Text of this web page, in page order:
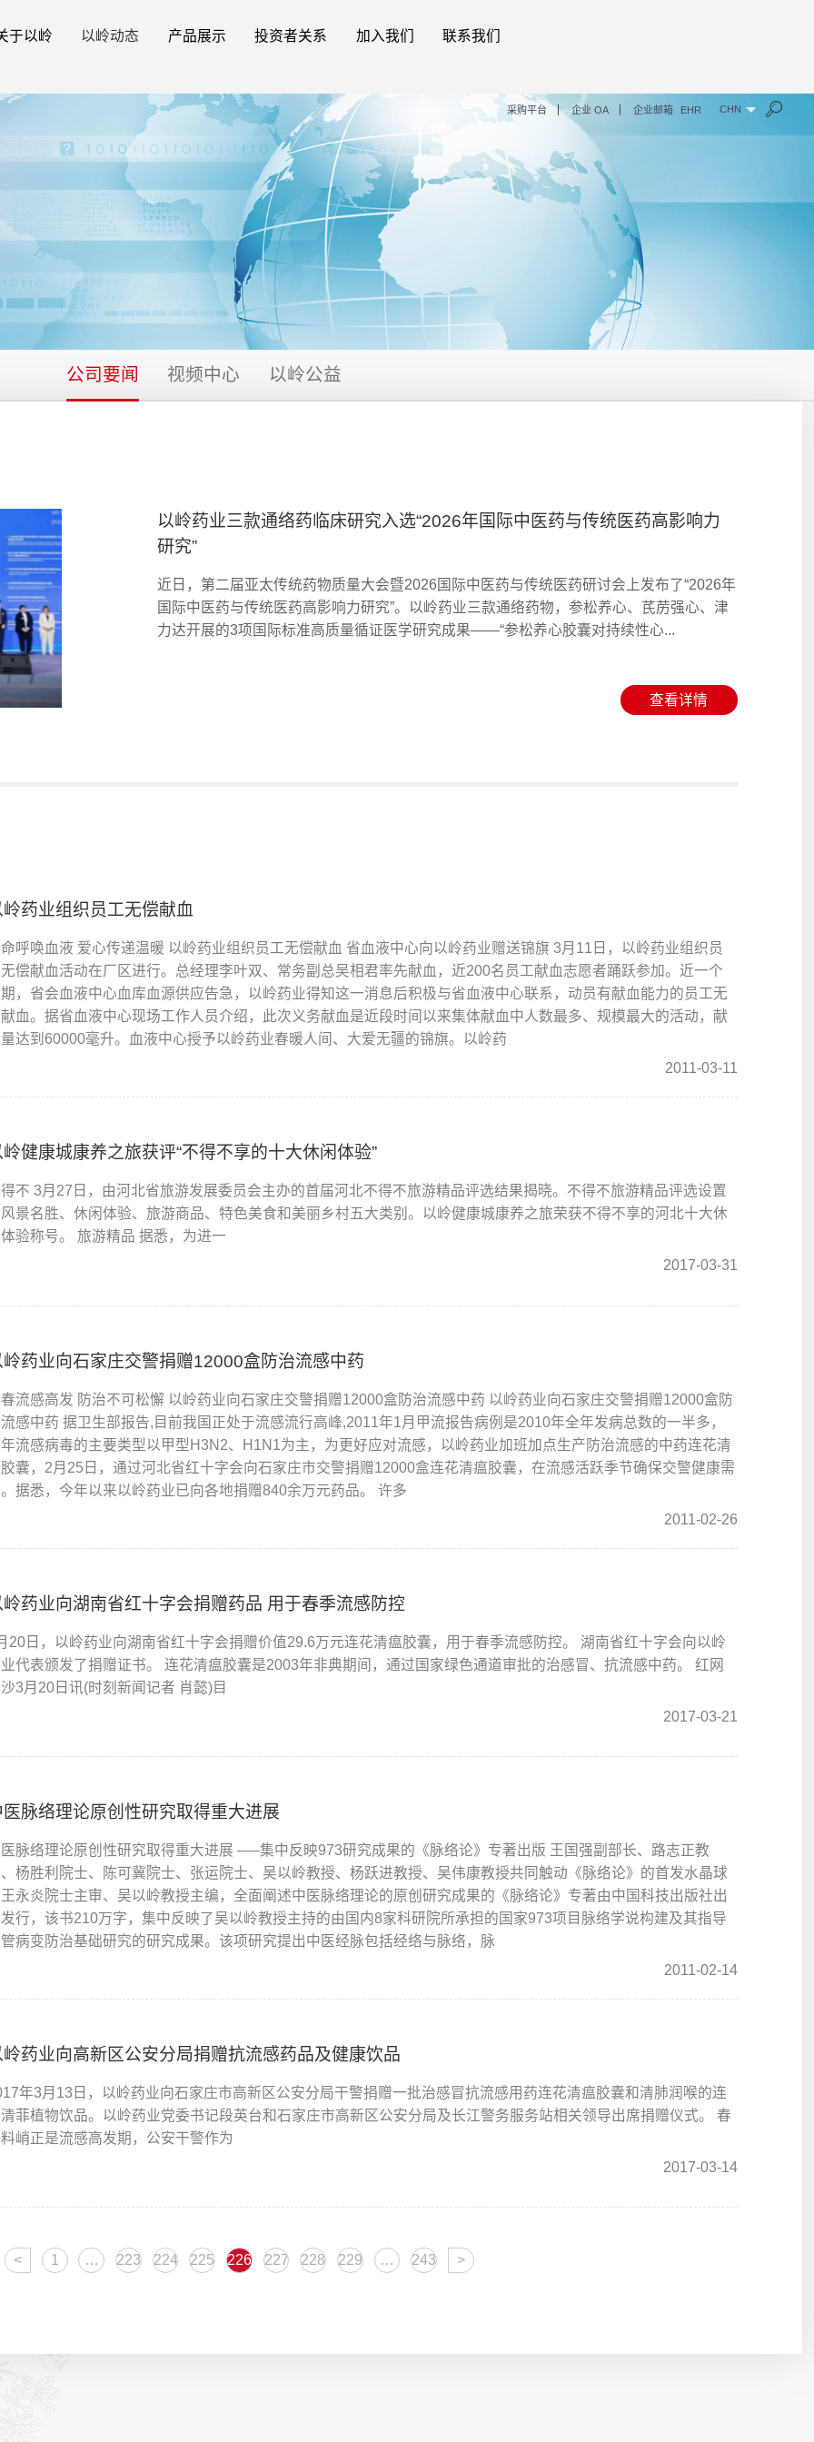
于以岭 以岭动态 产品展示 投资者关系 加入我们 联系我们
采购平台 企业 OA 企业邮箱 EHR CHN
公司要闻 视频中心 以岭公益
以岭药业三款通络药临床研究入选“2026年国际中医药与传统医药高影响力
研究”
近日，第二届亚太传统药物质量大会暨2026国际中医药与传统医药研讨会上发布了“2026年
国际中医药与传统医药高影响力研究”。以岭药业三款通络药物，参松养心、芪苈强心、津
力达开展的3项国际标准高质量循证医学研究成果——“参松养心胶囊对持续性心...
查看详情
岭药业组织员工无偿献血
呼唤血液 爱心传递温暖 以岭药业组织员工无偿献血 省血液中心向以岭药业赠送锦旗 3月11日，以岭药业组织员
偿献血活动在厂区进行。总经理李叶双、常务副总吴相君率先献血，近200名员工献血志愿者踊跃参加。近一个
，省会血液中心血库血源供应告急，以岭药业得知这一消息后积极与省血液中心联系，动员有献血能力的员工无
血。据省血液中心现场工作人员介绍，此次义务献血是近段时间以来集体献血中人数最多、规模最大的活动，献
达到60000毫升。血液中心授予以岭药业春暖人间、大爱无疆的锦旗。以岭药
2011-03-11
岭健康城康养之旅获评“不得不享的十大休闲体验”
不 3月27日，由河北省旅游发展委员会主办的首届河北不得不旅游精品评选结果揭晓。不得不旅游精品评选设置
景名胜、休闲体验、旅游商品、特色美食和美丽乡村五大类别。以岭健康城康养之旅荣获不得不享的河北十大休
验称号。 旅游精品 据悉，为进一
2017-03-31
岭药业向石家庄交警捐赠12000盒防治流感中药
流感高发 防治不可松懈 以岭药业向石家庄交警捐赠12000盒防治流感中药 以岭药业向石家庄交警捐赠12000盒防
感中药 据卫生部报告,目前我国正处于流感流行高峰,2011年1月甲流报告病例是2010年全年发病总数的一半多，
流感病毒的主要类型以甲型H3N2、H1N1为主，为更好应对流感，以岭药业加班加点生产防治流感的中药连花清
囊，2月25日，通过河北省红十字会向石家庄市交警捐赠12000盒连花清瘟胶囊，在流感活跃季节确保交警健康需
据悉，今年以来以岭药业已向各地捐赠840余万元药品。 许多
2011-02-26
岭药业向湖南省红十字会捐赠药品 用于春季流感防控
20日，以岭药业向湖南省红十字会捐赠价值29.6万元连花清瘟胶囊，用于春季流感防控。 湖南省红十字会向以岭
代表颁发了捐赠证书。 连花清瘟胶囊是2003年非典期间，通过国家绿色通道审批的治感冒、抗流感中药。 红网
3月20日讯(时刻新闻记者 肖懿)目
2017-03-21
医脉络理论原创性研究取得重大进展
脉络理论原创性研究取得重大进展 —–集中反映973研究成果的《脉络论》专著出版 王国强副部长、路志正教
杨胜利院士、陈可冀院士、张运院士、吴以岭教授、杨跃进教授、吴伟康教授共同触动《脉络论》的首发水晶球
永炎院士主审、吴以岭教授主编，全面阐述中医脉络理论的原创研究成果的《脉络论》专著由中国科技出版社出
行，该书210万字，集中反映了吴以岭教授主持的由国内8家科研院所承担的国家973项目脉络学说构建及其指导
病变防治基础研究的研究成果。该项研究提出中医经脉包括经络与脉络，脉
2011-02-14
岭药业向高新区公安分局捐赠抗流感药品及健康饮品
年3月13日，以岭药业向石家庄市高新区公安分局干警捐赠一批治感冒抗流感用药连花清瘟胶囊和清肺润喉的连
菲植物饮品。以岭药业党委书记段英台和石家庄市高新区公安分局及长江警务服务站相关领导出席捐赠仪式。 春
峭正是流感高发期，公安干警作为
2017-03-14
< 1 … 223 224 225 226 227 228 229 … 243 >